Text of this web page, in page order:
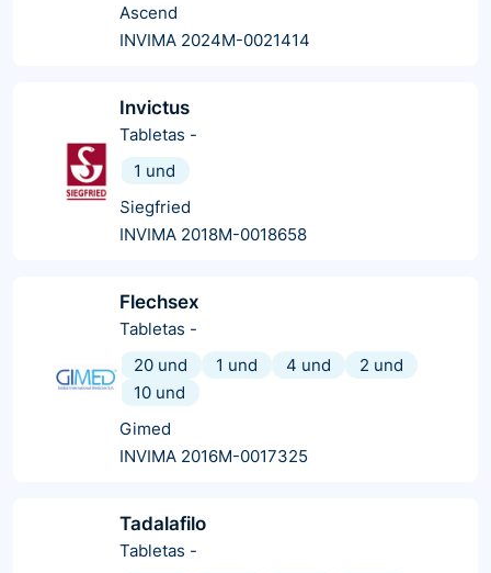
Ascend
INVIMA 2024M-0021414
Invictus
Tabletas -
1 und
Siegfried
INVIMA 2018M-0018658
Flechsex
Tabletas -
20 und
1 und 4 und
2 und
10 und
Gimed
INVIMA 2016M-0017325
Tadalafilo
Tabletas -